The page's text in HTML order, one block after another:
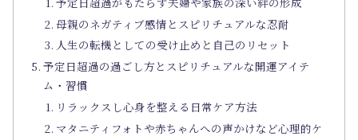
母親のネガティブ感情とスピリチュアルな忍耐
人生の転機としての受け止めと自己のリセット
予定日超過の過ごし方とスピリチュアルな開運アイテ
ム・習慣
リラックスし心身を整える日常ケア方法
マタニティフォトや赤ちゃんへの声かけなど心理的ケ